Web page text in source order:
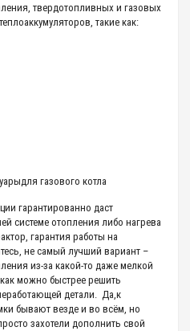
твердотопливных и газовых
такие как:
газового котла
гарантированно даст
системе отопления либо нагрева
гарантия работы на
не самый лучший вариант –
из-за какой-то даже мелкой
можно быстрее решить
детали. Да,к
бывают везде и во всём, но
захотели дополнить свой